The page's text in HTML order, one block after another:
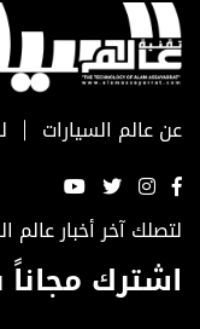
عن عالم السيارات
لتصلك آخر أخبار عالم
اشترك